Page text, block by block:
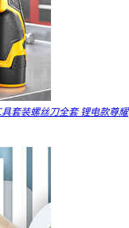
套装螺丝刀全套 锂电款尊耀